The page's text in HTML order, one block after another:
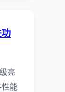
亮
能